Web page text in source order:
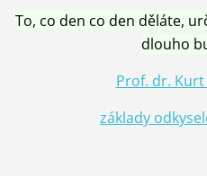
To, co den co den děláte,
dlouho
Prof. dr.
základy